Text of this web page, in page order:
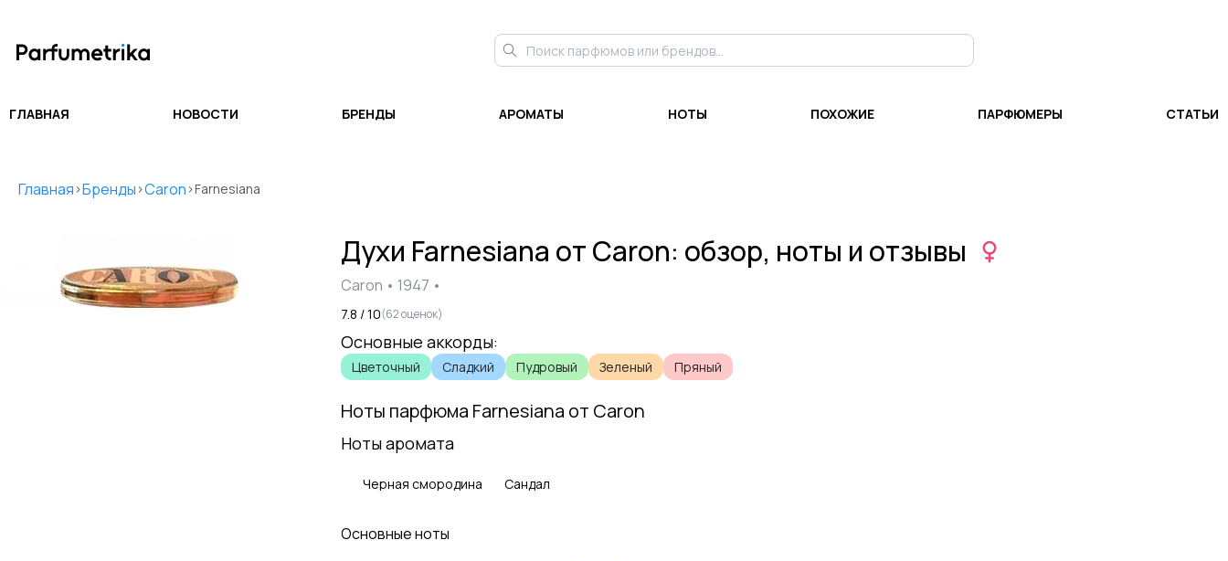
ГЛАВНАЯ НОВОСТИ БРЕНДЫ АРОМАТЫ НОТЫ ПОХОЖИЕ ПАРФЮМЕРЫ СТАТЬИ
Главная >Бренды >Caron >Farnesiana
Духи Farnesiana отCaron: обзор, ноты и отзывы
Caron • 1947 •
7.8 / 10(62оценок)
Основные аккорды:
Цветочный Сладкий Пудровый Зеленый Пряный
Ноты парфюма Farnesiana от Caron
Ноты аромата
Черная смородина Сандал
Основные ноты